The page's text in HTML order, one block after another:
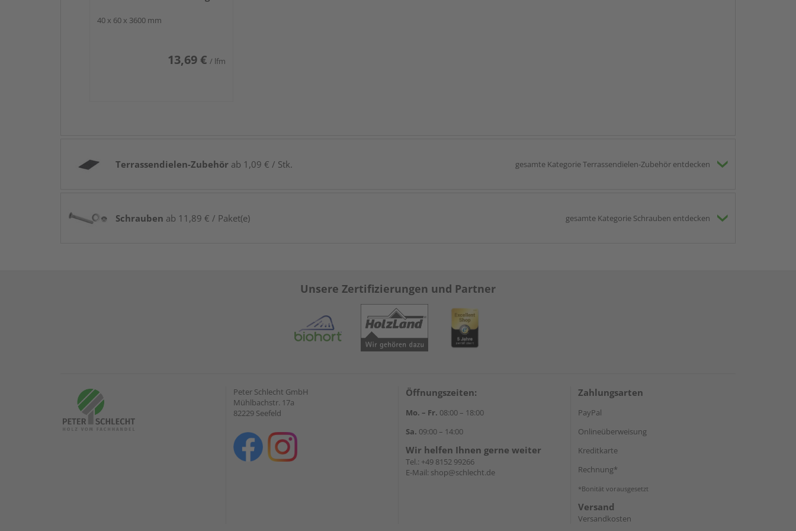
40 x 60 x 3600 mm
13,69 € / lfm
Terrassendielen-Zubehör ab 1,09 € / Stk. gesamte Kategorie Terrassendielen-Zubehör entdecken
Schrauben ab 11,89 € / Paket(e) gesamte Kategorie Schrauben entdecken
Unsere Zertifizierungen und Partner
Peter Schlecht GmbH
Mühlbachstr. 17a
82229 Seefeld
Öffnungszeiten:
Mo. – Fr. 08:00 – 18:00
Sa. 09:00 – 14:00
Wir helfen Ihnen gerne weiter
Tel.: +49 8152 99266
E-Mail: shop@schlecht.de
Zahlungsarten
PayPal
Onlineüberweisung
Kreditkarte
Rechnung*
*Bonität vorausgesetzt
Versand
Versandkosten